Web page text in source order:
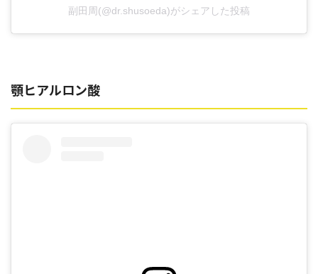
副田周(@dr.shusoeda)がシェアした投稿
顎ヒアルロン酸